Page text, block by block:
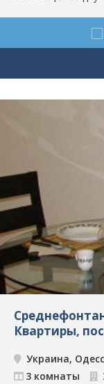
Квартиры,
Украина,
3 комнаты